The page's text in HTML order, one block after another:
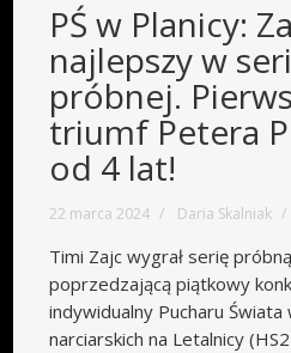
PŚ w Planicy:
najlepszy w
próbnej.
triumf Petera
od 4 lat!
22 marca 2024 Daria Skalniak
Timi Zajc wygrał serię próbną
poprzedzającą piątkowy
indywidualny Pucharu Świata
narciarskich na Letalnicy